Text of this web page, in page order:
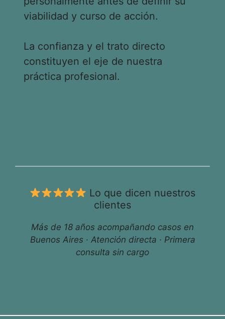
viabilidad y curso de acción.
La confianza y el trato directo
constituyen el eje de nuestra
práctica profesional.
Lo que dicen nuestros
clientes
Más de 18 años acompañando casos en
Buenos Aires · Atención directa · Primera
consulta sin cargo